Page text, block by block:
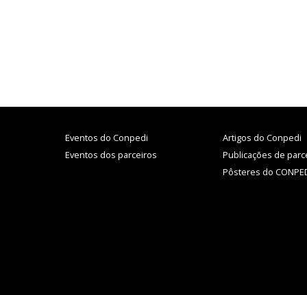
Eventos do Conpedi
Eventos dos parceiros
Artigos do Conpedi
Publicações de
Pôsteres do